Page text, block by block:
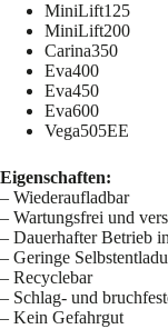
MiniLift125
MiniLift200
Carina350
Eva400
Eva450
Eva600
Vega505EE
Eigenschaften:
– Wiederaufladbar
– Wartungsfrei und
– Dauerhafter Betrieb
– Geringe
– Recyclebar
– Schlag- und
– Kein Gefahrgut